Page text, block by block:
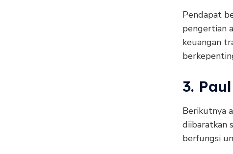
Pendapat
pengertian
keuangan
3.
Berikutnya
diibaratkan
berfungsi